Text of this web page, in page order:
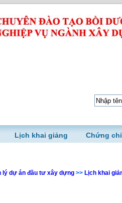
Lịch khai giảng Chứng
lý dự án đầu tư xây dựng >> Lịch khai